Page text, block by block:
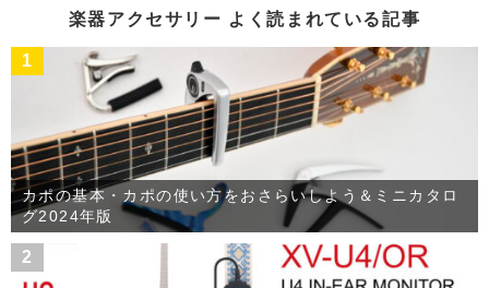
楽器アクセサリー よく読まれている記事
1
カポの基本・カポの使い方をおさらいしよう＆ミニカタロ
グ2024年版
2